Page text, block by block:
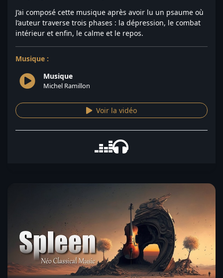
J’ai composé cette musique après avoir lu un psaume où
l’auteur traverse trois phases : la dépression, le combat
intérieur et enfin, le calme et le repos.
Musique :
Musique
Michel Ramillon
Voir la vidéo